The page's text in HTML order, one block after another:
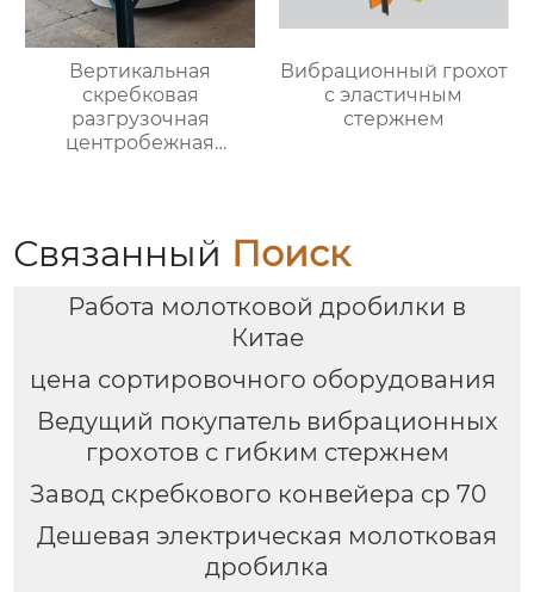
Вертикальная
скребковая
разгрузочная
центробежная
Вибрационный грохот
с эластичным
стержнем
Связанный Поиск
Работа молотковой дробилки в
Китае
цена сортировочного оборудования
Ведущий покупатель вибрационных
грохотов с гибким стержнем
Завод скребкового конвейера cp 70
Дешевая электрическая молотковая
дробилка